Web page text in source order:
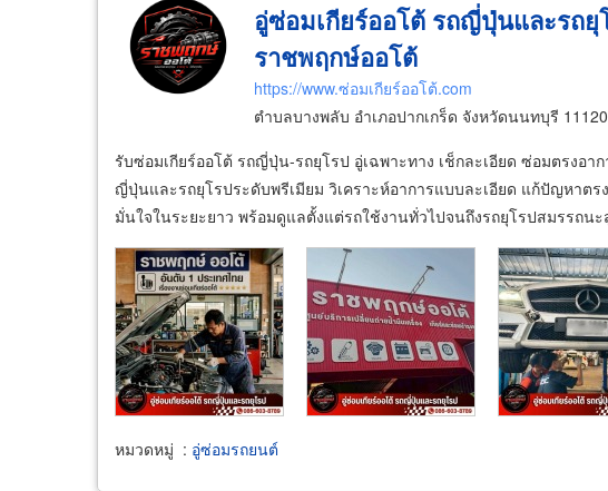
อู่ซ่อมเกียร์ออโต้ รถญี่ปุ่นและรถยุ
ราชพฤกษ์ออโต้
https://www.ซ่อมเกียร์ออโต้.com
ตำบลบางพลับ อำเภอปากเกร็ด จังหวัดนนทบุรี 11120
รับซ่อมเกียร์ออโต้ รถญี่ปุ่น-รถยุโรป อู่เฉพาะทาง เช็กละเอียด ซ่อมตรงอา
ญี่ปุ่นและรถยุโรประดับพรีเมียม วิเคราะห์อาการแบบละเอียด แก้ปัญหาต
มั่นใจในระยะยาว พร้อมดูแลตั้งแต่รถใช้งานทั่วไปจนถึงรถยุโรปสมรรถนะ
หมวดหมู่ : อู่ซ่อมรถยนต์